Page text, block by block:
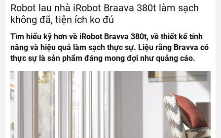
Robot lau nhà iRobot Braava 380t làm sạch
không đã, tiện ích ko đủ
Tìm hiểu kỹ hơn về iRobot Bravva 380t, về thiết kế tính
năng và hiệu quả làm sạch thực sự. Liệu rằng Bravva có
thực sự là sản phẩm đáng mong đợi như quảng cáo.